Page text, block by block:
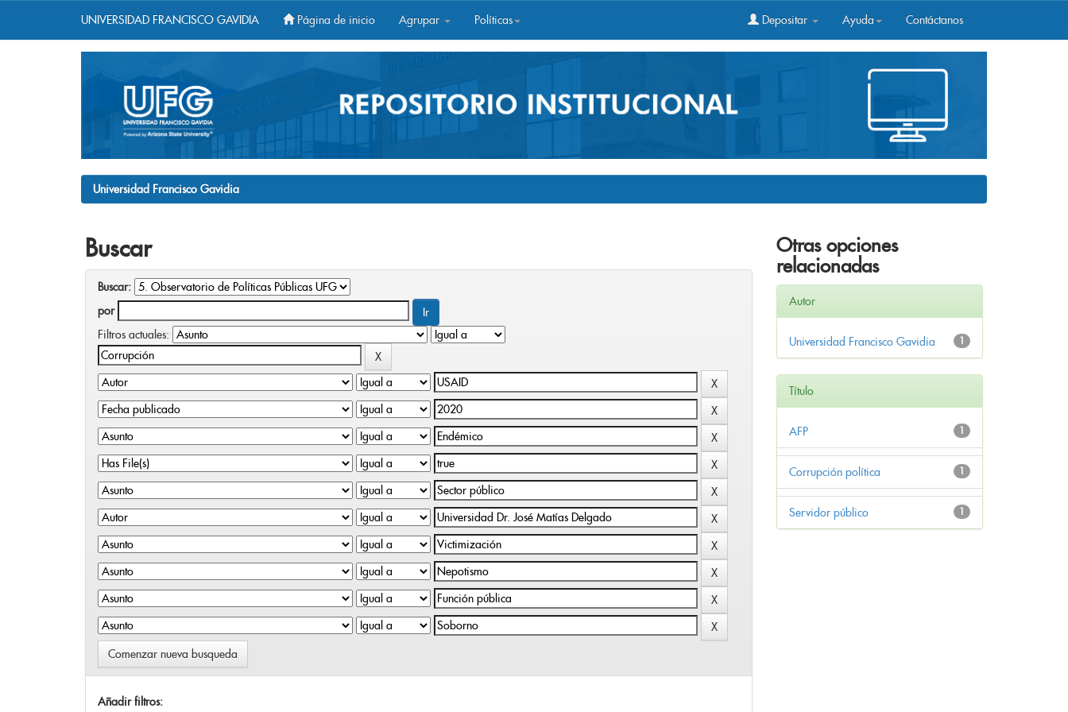
UNIVERSIDAD FRANCISCO GAVIDIA Página de inicio Agrupar Políticas Depositar Ayuda Contáctanos
Universidad Francisco Gavidia
Buscar
Buscar:
por
Filtros actuales:
Comenzar nueva busqueda
Añadir filtros:
Otras opciones
relacionadas
Autor
1
Universidad Francisco Gavidia
Título
1
AFP
1
Corrupción política
1
Servidor público